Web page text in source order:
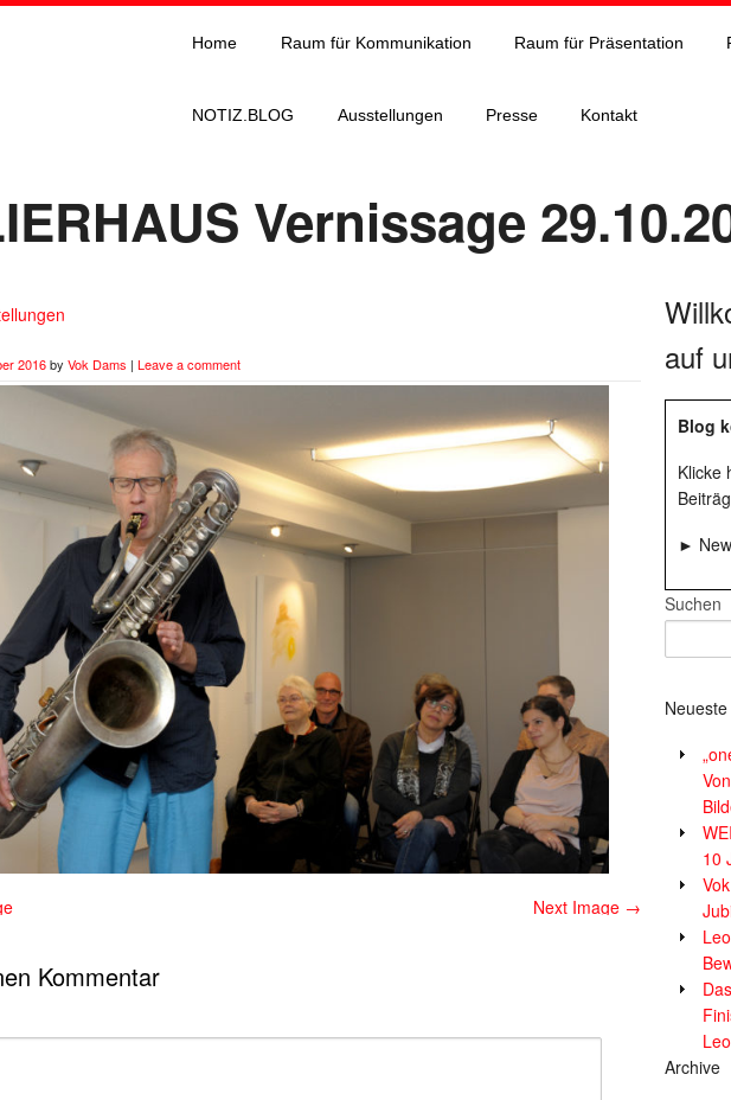
Home Raum für Kommunikation Raum für Präsentation
NOTIZ.BLOG Ausstellungen Presse Kontakt
Vernissage
2016by Vok Dams | Leave a comment
Next Image →
Kommentar
auf
Blog
Klicke
►
Suchen
10
Archive